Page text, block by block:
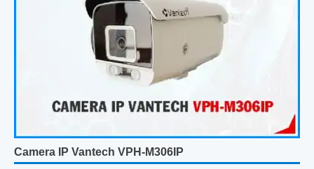
Camera IP Vantech VPH-M306IP